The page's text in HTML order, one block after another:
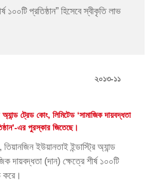
১০০টি প্রতিষ্ঠান” হিসেবে স্বীকৃতি লাভ
২০১৩-১১
অ্যান্ড ট্রেড কোং, লিমিটেড ‘সামাজিক দায়বদ্ধতা
এর পুরস্কার জিতেছে।
ইউয়ানতাই ইন্ডাস্ট্রি অ্যান্ড
দায়বদ্ধতা (দান) ক্ষেত্রে শীর্ষ ১০০টি
করে।